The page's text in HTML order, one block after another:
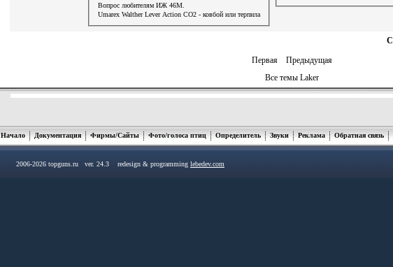
Вопрос любителям ИЖ 46М.
Umarex Walther Lever Action СО2 - ковбой или терпила
Первая
Предыдущая
Все темы Laker
Начало Документация Фирмы/Сайты Фото/голоса птиц Определитель Звуки Реклама Обратная связь
2006-2026 topguns.ru ver. 24.3 redesign & programming lebedev.com